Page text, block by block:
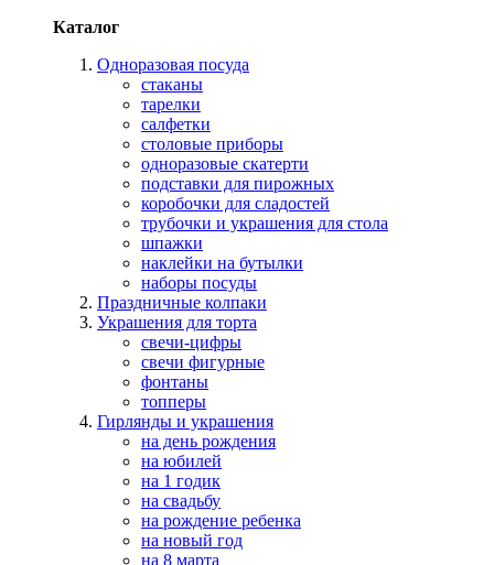
Каталог
Одноразовая посуда
стаканы
тарелки
салфетки
столовые приборы
одноразовые скатерти
подставки для пирожных
коробочки для сладостей
трубочки и украшения для стола
шпажки
наклейки на бутылки
наборы посуды
Праздничные колпаки
Украшения для торта
свечи-цифры
свечи фигурные
фонтаны
топперы
Гирлянды и украшения
на день рождения
на юбилей
на 1 годик
на свадьбу
на рождение ребенка
на новый год
на 8 марта